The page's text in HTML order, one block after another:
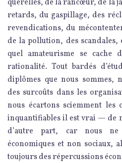
querelles, de la rancœur, de la
retards, du gaspillage, des
revendications, du
de la pollution, des
quel amateurisme se cache
rationalité. Tout bardés
diplômes que nous sommes,
des surcoûts dans les
nous écartons sciemment
inquantifiables il est vrai — de
d’autre part, car nous ne
économiques et non sociaux,
toujours des répercussions